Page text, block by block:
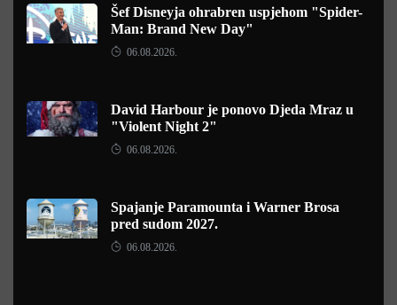
Šef Disneyja ohrabren uspjehom "Spider-
Man: Brand New Day"
06.08.2026.
David Harbour je ponovo Djeda Mraz u
"Violent Night 2"
06.08.2026.
Spajanje Paramounta i Warner Brosa
pred sudom 2027.
06.08.2026.